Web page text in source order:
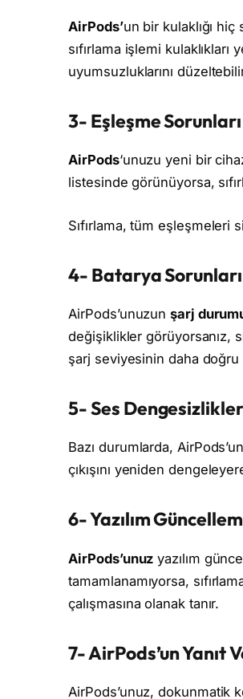
AirPods’un bir kulaklığı
sıfırlama işlemi
uyumsuzluklarını
3- Eşleşme Sorunları
AirPods‘unuzu yeni bir
listesinde görünüyorsa,
Sıfırlama, tüm eşleşmeleri
4- Batarya Sorunları
AirPods’unuzunşarj
değişiklikler görüyorsanız,
şarj seviyesinin daha doğru
5- Ses
Bazı durumlarda,
çıkışını yeniden
6- Yazılım
AirPods’unuzyazılım
tamamlanamıyorsa,
çalışmasına olanak tanır.
7- AirPods’un Yanıt
AirPods’unuz, dokunmatik